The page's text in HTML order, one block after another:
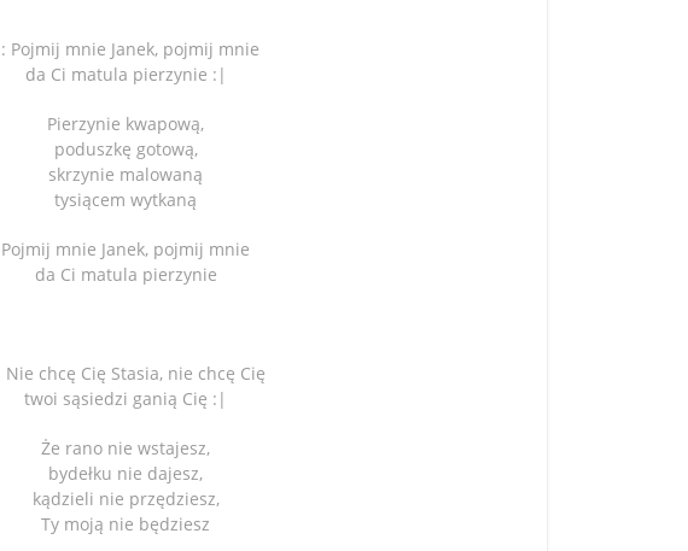
Pojmij mnie Janek, pojmij mnie
da Ci matula pierzynie :|
Pierzynie kwapową,
poduszkę gotową,
skrzynie malowaną
tysiącem wytkaną
Pojmij mnie Janek, pojmij mnie
da Ci matula pierzynie
chcę Cię Stasia, nie chcę Cię
twoi sąsiedzi ganią Cię :|
Że rano nie wstajesz,
bydełku nie dajesz,
kądzieli nie przędziesz,
Ty moją nie będziesz